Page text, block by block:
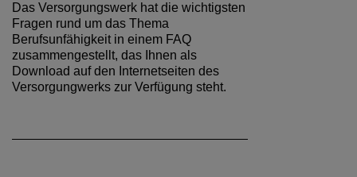
Das Versorgungswerk hat die wichtigsten
Fragen rund um das Thema
Berufsunfähigkeit in einem FAQ
zusammengestellt, das Ihnen als
Download auf den Internetseiten des
Versorgungwerks zur Verfügung steht.